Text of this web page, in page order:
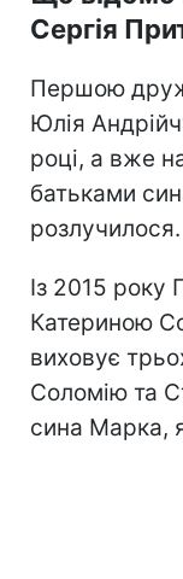
Сергія
Першою
Юлія
році, а вже
батьками
розлучилося.
Із 2015 року
Катериною
виховує
Соломію та
сина Марка,